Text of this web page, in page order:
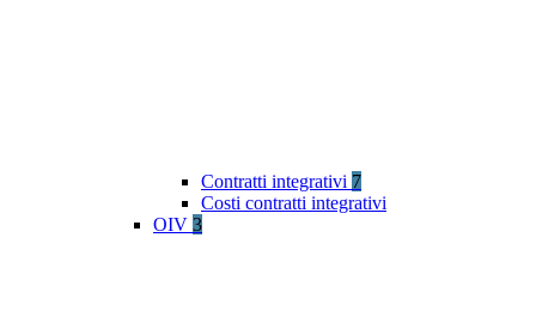
Contratti integrativi 7
Costi contratti integrativi
OIV 3